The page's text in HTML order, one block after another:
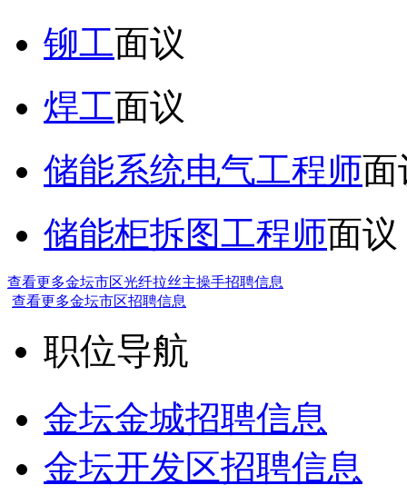
铆工面议
焊工面议
储能系统电气工程师面
储能柜拆图工程师面议
查看更多金坛市区光纤拉丝主操手招聘信息
查看更多金坛市区招聘信息
职位导航
金坛金城招聘信息
金坛开发区招聘信息